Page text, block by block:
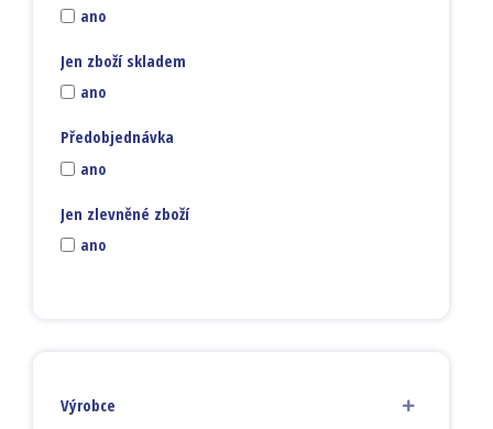
ano
Jen zboží skladem
ano
Předobjednávka
ano
Jen zlevněné zboží
ano
Výrobce